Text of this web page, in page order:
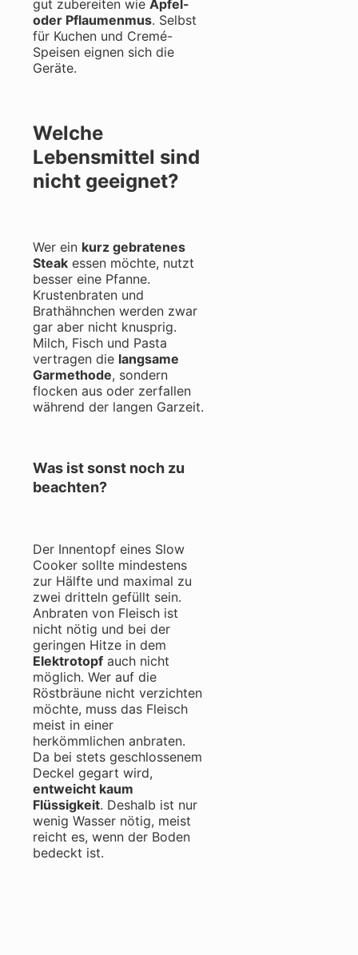
gut zubereiten wie Apfel-
oder Pflaumenmus. Selbst
für Kuchen und Cremé-
Speisen eignen sich die
Geräte.
Welche
Lebensmittel sind
nicht geeignet?
Wer ein kurz gebratenes
Steak essen möchte, nutzt
besser eine Pfanne.
Krustenbraten und
Brathähnchen werden zwar
gar aber nicht knusprig.
Milch, Fisch und Pasta
vertragen die langsame
Garmethode, sondern
flocken aus oder zerfallen
während der langen Garzeit.
Was ist sonst noch zu
beachten?
Der Innentopf eines Slow
Cooker sollte mindestens
zur Hälfte und maximal zu
zwei dritteln gefüllt sein.
Anbraten von Fleisch ist
nicht nötig und bei der
geringen Hitze in dem
Elektrotopf auch nicht
möglich. Wer auf die
Röstbräune nicht verzichten
möchte, muss das Fleisch
meist in einer
herkömmlichen anbraten.
Da bei stets geschlossenem
Deckel gegart wird,
entweicht kaum
Flüssigkeit. Deshalb ist nur
wenig Wasser nötig, meist
reicht es, wenn der Boden
bedeckt ist.